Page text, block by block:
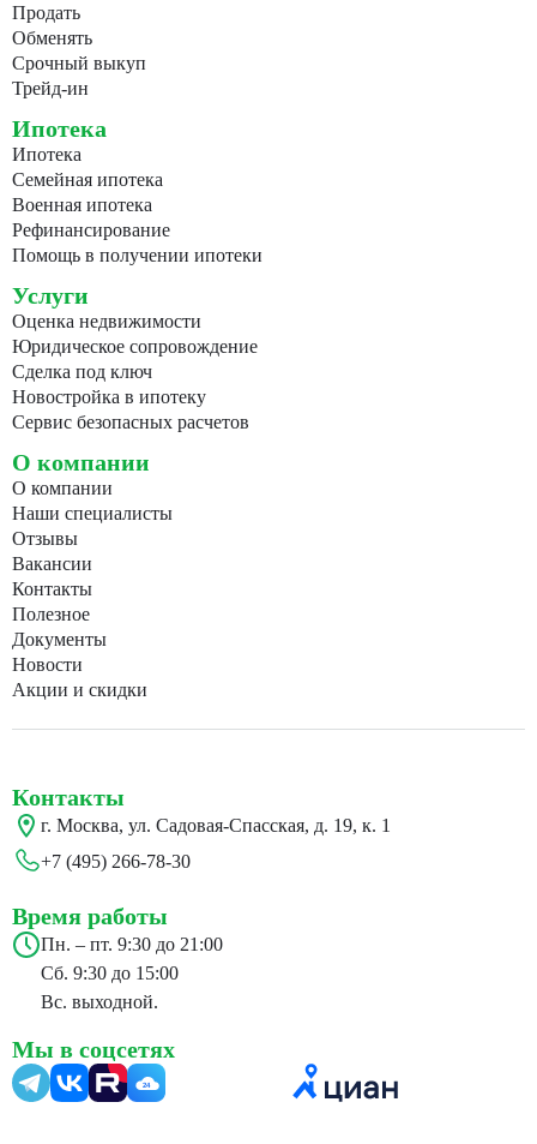
Продать
Обменять
Срочный выкуп
Трейд-ин
Ипотека
Ипотека
Семейная ипотека
Военная ипотека
Рефинансирование
Помощь в получении ипотеки
Услуги
Оценка недвижимости
Юридическое сопровождение
Сделка под ключ
Новостройка в ипотеку
Сервис безопасных расчетов
О компании
О компании
Наши специалисты
Отзывы
Вакансии
Контакты
Полезное
Документы
Новости
Акции и скидки
Контакты
г. Москва, ул. Садовая-Спасская, д. 19, к. 1
+7 (495) 266-78-30
Время работы
Пн. – пт. 9:30 до 21:00
Сб. 9:30 до 15:00
Вс. выходной.
Мы в соцсетях
24